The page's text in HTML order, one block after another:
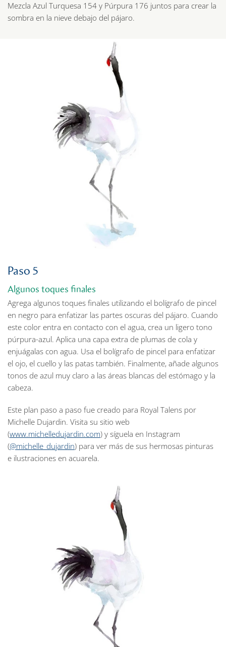
Mezcla Azul Turquesa 154 y Púrpura 176 juntos para crear la
sombra en la nieve debajo del pájaro.
Paso 5
Algunos toques finales
Agrega algunos toques finales utilizando el bolígrafo de pincel
en negro para enfatizar las partes oscuras del pájaro. Cuando
este color entra en contacto con el agua, crea un ligero tono
púrpura-azul. Aplica una capa extra de plumas de cola y
enjuágalas con agua. Usa el bolígrafo de pincel para enfatizar
el ojo, el cuello y las patas también. Finalmente, añade algunos
tonos de azul muy claro a las áreas blancas del estómago y la
cabeza.
Este plan paso a paso fue creado para Royal Talens por
Michelle Dujardin. Visita su sitio web
(www.michelledujardin.com) y síguela en Instagram
(@michelle_dujardin) para ver más de sus hermosas pinturas
e ilustraciones en acuarela.